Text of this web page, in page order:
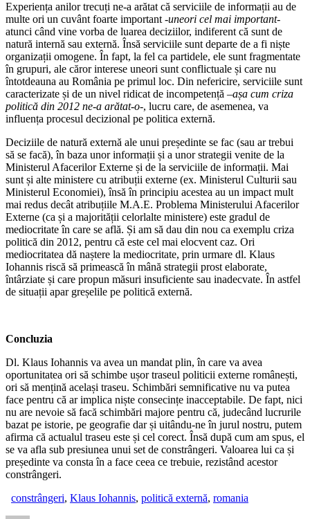
Experiența anilor trecuți ne-a arătat că serviciile de informații au de
multe ori un cuvânt foarte important -uneori cel mai important-
atunci când vine vorba de luarea deciziilor, indiferent că sunt de
natură internă sau externă. Însă serviciile sunt departe de a fi niște
organizații omogene. În fapt, la fel ca partidele, ele sunt fragmentate
în grupuri, ale căror interese uneori sunt conflictuale și care nu
întotdeauna au România pe primul loc. Din nefericire, serviciile sunt
caracterizate și de un nivel ridicat de incompetență –așa cum criza
politică din 2012 ne-a arătat-o-, lucru care, de asemenea, va
influența procesul decizional pe politica externă.
Deciziile de natură externă ale unui președinte se fac (sau ar trebui
să se facă), în baza unor informații și a unor strategii venite de la
Ministerul Afacerilor Externe și de la serviciile de informații. Mai
sunt și alte ministere cu atribuții externe (ex. Ministerul Culturii sau
Ministerul Economiei), însă în principiu acestea au un impact mult
mai redus decât atribuțiile M.A.E. Problema Ministerului Afacerilor
Externe (ca și a majorității celorlalte ministere) este gradul de
mediocritate în care se află. Și am să dau din nou ca exemplu criza
politică din 2012, pentru că este cel mai elocvent caz. Ori
mediocritatea dă naștere la mediocritate, prin urmare dl. Klaus
Iohannis riscă să primească în mână strategii prost elaborate,
întârziate și care propun măsuri insuficiente sau inadecvate. În astfel
de situații apar greșelile pe politică externă.
Concluzia
Dl. Klaus Iohannis va avea un mandat plin, în care va avea
oportunitatea ori să schimbe ușor traseul politicii externe românești,
ori să mențină același traseu. Schimbări semnificative nu va putea
face pentru că ar implica niște consecințe inacceptabile. De fapt, nici
nu are nevoie să facă schimbări majore pentru că, judecând lucrurile
bazat pe istorie, pe geografie dar și uitându-ne în jurul nostru, putem
afirma că actualul traseu este și cel corect. Însă după cum am spus, el
se va afla sub presiunea unui set de constrângeri. Valoarea lui ca și
președinte va consta în a face ceea ce trebuie, rezistând acestor
constrângeri.
constrângeri, Klaus Iohannis, politică externă, romania